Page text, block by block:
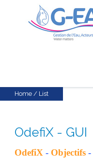
NEWS
FLOW CHART
STAFF
Home / List
OdefiX - GUI
OdefiX - Objectifs -